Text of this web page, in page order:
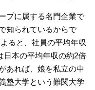
プに属する名門企業で
知られているからで
ると、社員の平均年収
日本の平均年収の約2倍
あれば、娘を私立の中
塾大学という難関大学